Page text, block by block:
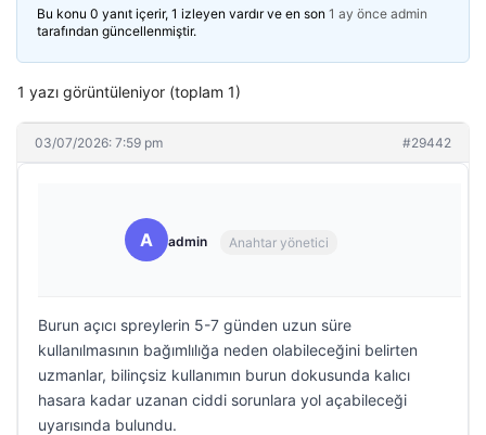
Bu konu 0 yanıt içerir, 1 izleyen vardır ve en son 1 ay önce admin
tarafından güncellenmiştir.
1 yazı görüntüleniyor (toplam 1)
03/07/2026: 7:59 pm #29442
A admin Anahtar yönetici
Burun açıcı spreylerin 5-7 günden uzun süre
kullanılmasının bağımlılığa neden olabileceğini belirten
uzmanlar, bilinçsiz kullanımın burun dokusunda kalıcı
hasara kadar uzanan ciddi sorunlara yol açabileceği
uyarısında bulundu.